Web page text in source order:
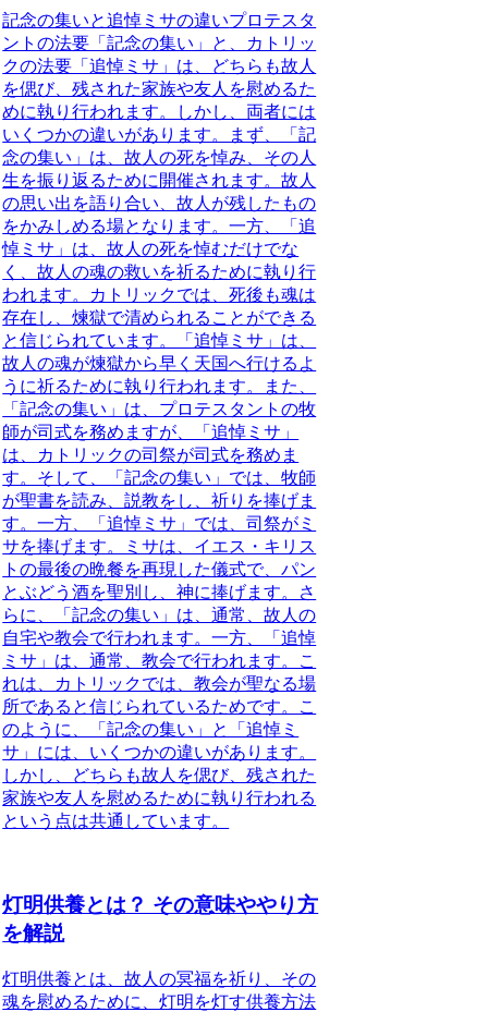
記念の集いと追悼ミサの違いプロテスタ
ントの法要「記念の集い」と、カトリッ
クの法要「追悼ミサ」は、どちらも故人
を偲び、残された家族や友人を慰めるた
めに執り行われます。しかし、両者には
いくつかの違いがあります。まず、「記
念の集い」は、故人の死を悼み、その人
生を振り返るために開催されます。故人
の思い出を語り合い、故人が残したもの
をかみしめる場となります。一方、「追
悼ミサ」は、故人の死を悼むだけでな
く、故人の魂の救いを祈るために執り行
われます。カトリックでは、死後も魂は
存在し、煉獄で清められることができる
と信じられています。「追悼ミサ」は、
故人の魂が煉獄から早く天国へ行けるよ
うに祈るために執り行われます。また、
「記念の集い」は、プロテスタントの牧
師が司式を務めますが、「追悼ミサ」
は、カトリックの司祭が司式を務めま
す。そして、「記念の集い」では、牧師
が聖書を読み、説教をし、祈りを捧げま
す。一方、「追悼ミサ」では、司祭がミ
サを捧げます。ミサは、イエス・キリス
トの最後の晩餐を再現した儀式で、パン
とぶどう酒を聖別し、神に捧げます。さ
らに、「記念の集い」は、通常、故人の
自宅や教会で行われます。一方、「追悼
ミサ」は、通常、教会で行われます。こ
れは、カトリックでは、教会が聖なる場
所であると信じられているためです。こ
のように、「記念の集い」と「追悼ミ
サ」には、いくつかの違いがあります。
しかし、どちらも故人を偲び、残された
家族や友人を慰めるために執り行われる
という点は共通しています。
灯明供養とは？ その意味ややり方
を解説
灯明供養とは、故人の冥福を祈り、その
魂を慰めるために、灯明を灯す供養方法